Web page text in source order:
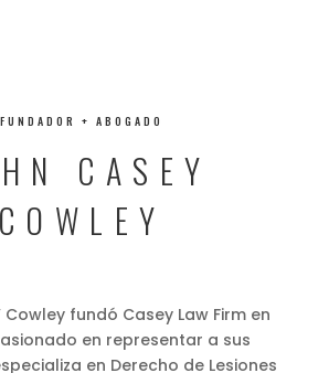
FUNDADOR + ABOGADO
CASEY
COWLEY
Cowley fundó Casey Law Firm en
en representar a sus
en Derecho de Lesiones